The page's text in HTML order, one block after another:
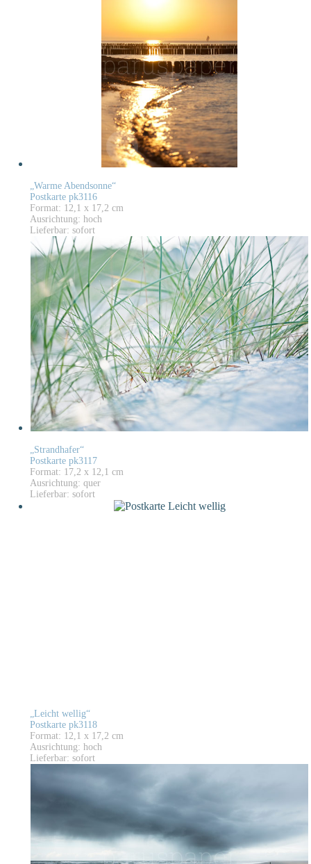
„Warme Abendsonne“
Postkarte pk3116
Format: 12,1 x 17,2 cm
Ausrichtung: hoch
Lieferbar: sofort
„Strandhafer“
Postkarte pk3117
Format: 17,2 x 12,1 cm
Ausrichtung: quer
Lieferbar: sofort
„Leicht wellig“
Postkarte pk3118
Format: 12,1 x 17,2 cm
Ausrichtung: hoch
Lieferbar: sofort